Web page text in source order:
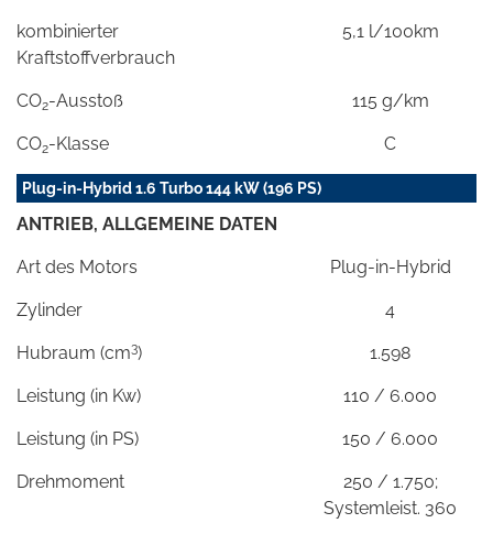
kombinierter
Kraftstoffverbrauch
5,1 l/100km
CO2-Ausstoß 115 g/km
CO2-Klasse C
Plug-in-Hybrid 1.6 Turbo 144 kW (196 PS)
ANTRIEB, ALLGEMEINE DATEN
Art des Motors Plug-in-Hybrid
Zylinder 4
Hubraum (cm3) 1.598
Leistung (in Kw) 110 / 6.000
Leistung (in PS) 150 / 6.000
Drehmoment
250 / 1.750;
Systemleist. 360